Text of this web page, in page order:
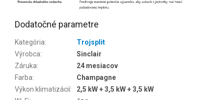
Dodatočné parametre
Kategória:
Trojsplit
Výrobca:
Sinclair
Záruka:
24 mesiacov
Farba:
Champagne
Výkon klimatizácií:
2,5 kW + 3,5 kW + 3,5 kW